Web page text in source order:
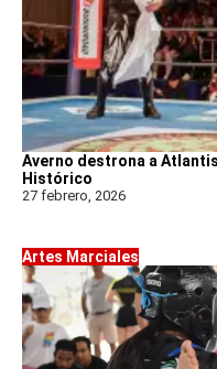
Averno destrona a
Histórico
27 febrero, 2026
Artes Marciales